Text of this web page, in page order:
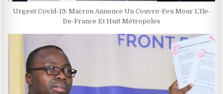
Urgent Covid-19: Macron Annonce Un Couvre-Feu Mour L’Ile-
De-France Et Huit Métropoles